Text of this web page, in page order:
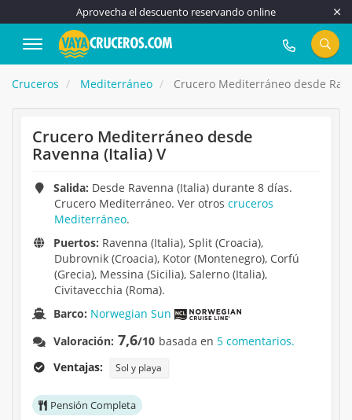
Aprovecha el descuento reservando online
917 815 555
Cruceros Mediterráneo Crucero Mediterráneo desde
Crucero Mediterráneo desde
Ravenna (Italia) V
Salida: Desde Ravenna (Italia) durante 8 días.
Crucero Mediterráneo. Ver otros cruceros
Mediterráneo.
Puertos: Ravenna (Italia), Split (Croacia),
Dubrovnik (Croacia), Kotor (Montenegro), Corfú
(Grecia), Messina (Sicilia), Salerno (Italia),
Civitavecchia (Roma).
Barco: Norwegian Sun
Valoración: 7,6/10 basada en 5 comentarios.
Ventajas:
Sol y playa
Pensión Completa